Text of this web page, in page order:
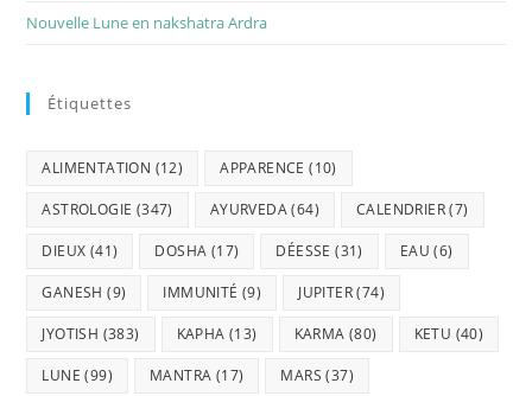
Nouvelle Lune en nakshatra Ardra
Étiquettes
ALIMENTATION (12) APPARENCE (10)
ASTROLOGIE (347) AYURVEDA(64) CALENDRIER(7)
DIEUX (41) DOSHA (17) DÉESSE (31) EAU (6)
GANESH (9) IMMUNITÉ (9) JUPITER(74)
JYOTISH (383) KAPHA (13) KARMA (80) KETU (40)
LUNE (99) MANTRA (17) MARS (37)